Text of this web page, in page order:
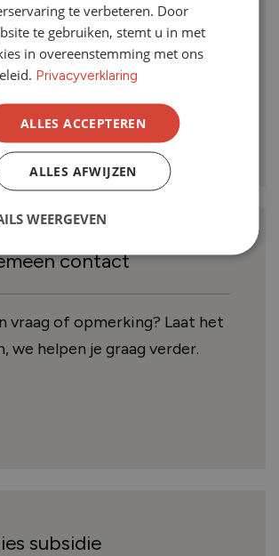
vraag over een product in
We horen het graag.
contact
vraag of opmerking? Laat het
we helpen je graag verder.
subsidie
te verbeteren. Door
te gebruiken, stemt u in met
in overeenstemming met ons
Privacyverklaring
ALLES ACCEPTEREN
ALLES AFWIJZEN
WEERGEVEN